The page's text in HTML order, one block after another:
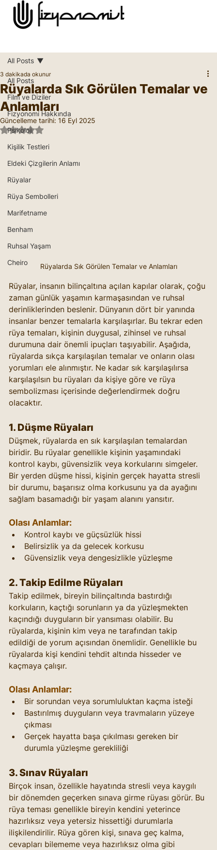
All Posts
Film ve Diziler
Fizyonomi Hakkında
Psikoloji
Kişilik Testleri
Eldeki Çizgilerin Anlamı
Rüyalar
Rüya Sembolleri
Marifetname
Benham
Ruhsal Yaşam
Cheiro
All Posts
Rüyalarda Sık Görülen Temalar ve
Anlamları
3 dakikada okunur
Güncelleme tarihi: 16 Eyl 2025
5 üzerinden NaN yıldız
Rüyalarda Sık Görülen Temalar ve Anlamları
Rüyalar, insanın bilinçaltına açılan kapılar olarak, çoğu
zaman günlük yaşamın karmaşasından ve ruhsal
derinliklerinden beslenir. Dünyanın dört bir yanında
insanlar benzer temalarla karşılaşırlar. Bu tekrar eden
rüya temaları, kişinin duygusal, zihinsel ve ruhsal
durumuna dair önemli ipuçları taşıyabilir. Aşağıda,
rüyalarda sıkça karşılaşılan temalar ve onların olası
yorumları ele alınmıştır. Ne kadar sık karşılaşılırsa
karşılaşılsın bu rüyaları da kişiye göre ve rüya
sembolizması içerisinde değerlendirmek doğru
olacaktır.
1. Düşme Rüyaları
Düşmek, rüyalarda en sık karşılaşılan temalardan
biridir. Bu rüyalar genellikle kişinin yaşamındaki
kontrol kaybı, güvensizlik veya korkularını simgeler.
Bir yerden düşme hissi, kişinin gerçek hayatta stresli
bir durumu, başarısız olma korkusunu ya da ayağını
sağlam basamadığı bir yaşam alanını yansıtır.
Olası Anlamlar:
Kontrol kaybı ve güçsüzlük hissi
Belirsizlik ya da gelecek korkusu
Güvensizlik veya dengesizlikle yüzleşme
2. Takip Edilme Rüyaları
Takip edilmek, bireyin bilinçaltında bastırdığı
korkuların, kaçtığı sorunların ya da yüzleşmekten
kaçındığı duyguların bir yansıması olabilir. Bu
rüyalarda, kişinin kim veya ne tarafından takip
edildiği de yorum açısından önemlidir. Genellikle bu
rüyalarda kişi kendini tehdit altında hisseder ve
kaçmaya çalışır.
Olası Anlamlar:
Bir sorundan veya sorumluluktan kaçma isteği
Bastırılmış duyguların veya travmaların yüzeye
çıkması
Gerçek hayatta başa çıkılması gereken bir
durumla yüzleşme gerekliliği
3. Sınav Rüyaları
Birçok insan, özellikle hayatında stresli veya kaygılı
bir dönemden geçerken sınava girme rüyası görür. Bu
rüya teması genellikle bireyin kendini yeterince
hazırlıksız veya yetersiz hissettiği durumlarla
ilişkilendirilir. Rüya gören kişi, sınava geç kalma,
cevapları bilememe veya hazırlıksız olma gibi